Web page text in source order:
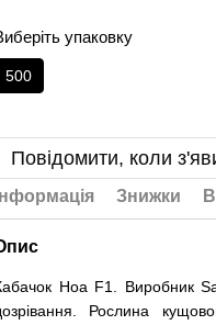
упаковку
500
Повідомити, коли
Інформація Знижки
Ноа F1. Виробник
Рослина